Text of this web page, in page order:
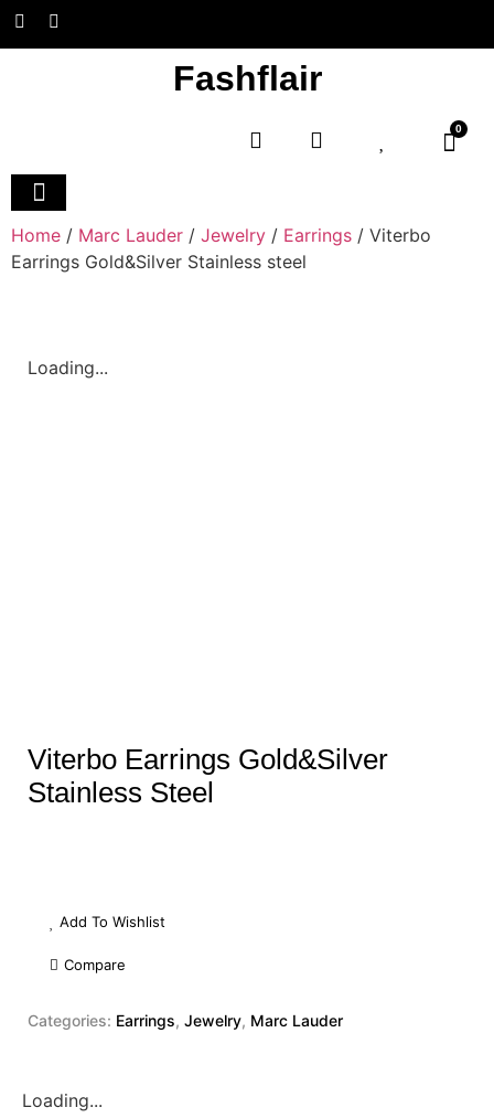
Fashflair
0
Home / Marc Lauder / Jewelry / Earrings / Viterbo
Earrings Gold&Silver Stainless steel
Loading...
Viterbo Earrings Gold&Silver
Stainless Steel
Add To Wishlist
Compare
Categories: Earrings, Jewelry, Marc Lauder
Loading...